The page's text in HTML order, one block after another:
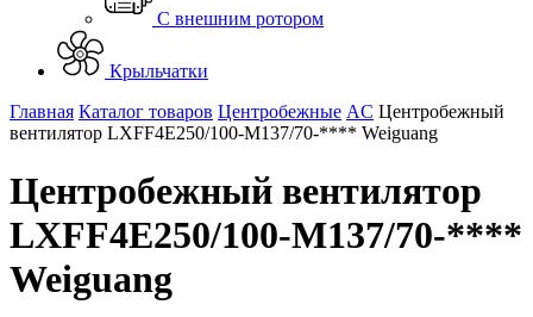
С внешним ротором
Крыльчатки
Главная Каталог товаров Центробежные AC Центробежный
вентилятор LXFF4E250/100-M137/70-**** Weiguang
Центробежный вентилятор
LXFF4E250/100-M137/70-****
Weiguang